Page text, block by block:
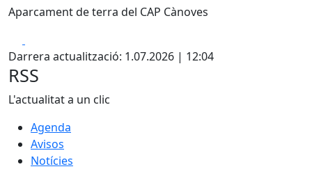
Aparcament de terra del CAP Cànoves
Darrera actualització: 1.07.2026 | 12:04
RSS
L'actualitat a un clic
Agenda
Avisos
Notícies